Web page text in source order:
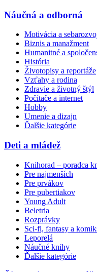
Náučná a odborná
Motivácia a
Biznis a manažment
Humanitné a
História
Životopisy a reportáže
Vzťahy a rodina
Zdravie a životný štýl
Počítače a internet
Hobby
Umenie a dizajn
Ďalšie kategórie
Deti a mládež
Knihorad – poradca
Pre najmenších
Pre prvákov
Pre pubertiakov
Young Adult
Beletria
Rozprávky
Sci-fi, fantasy a
Leporelá
Náučné knihy
Ďalšie kategórie